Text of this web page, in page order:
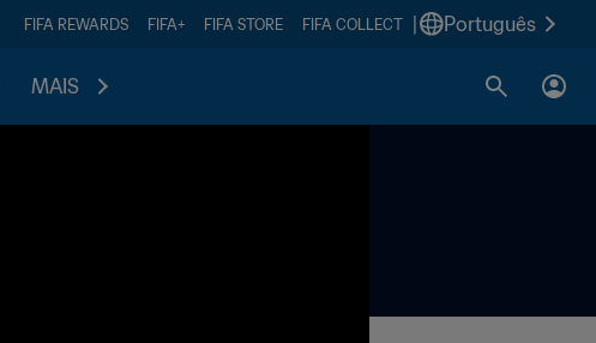
FIFA REWARDS FIFA+ FIFA STORE FIFA COLLECT Português
MAIS